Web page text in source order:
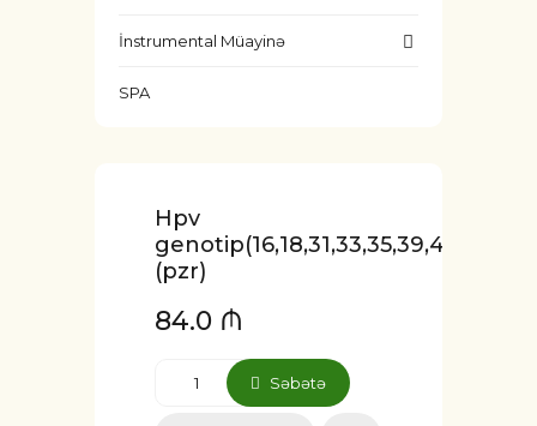
İnstrumental Müayinə
SPA
Hpv
(pzr)
84.0 ₼
Səbətə